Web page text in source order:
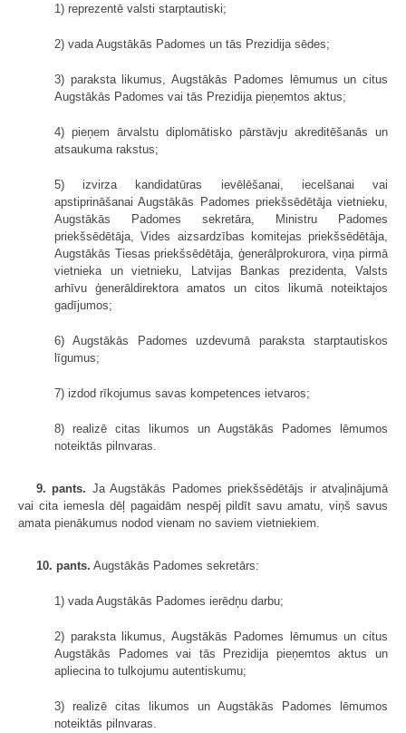
1) reprezentē valsti starptautiski;
2) vada Augstākās Padomes un tās Prezidija sēdes;
3) paraksta likumus, Augstākās Padomes lēmumus un citus
Augstākās Padomes vai tās Prezidija pieņemtos aktus;
4) pieņem ārvalstu diplomātisko pārstāvju akreditēšanās un
atsaukuma rakstus;
5) izvirza kandidatūras ievēlēšanai, iecelšanai vai
apstiprināšanai Augstākās Padomes priekšsēdētāja vietnieku,
Augstākās Padomes sekretāra, Ministru Padomes
priekšsēdētāja, Vides aizsardzības komitejas priekšsēdētāja,
Augstākās Tiesas priekšsēdētāja, ģenerālprokurora, viņa pirmā
vietnieka un vietnieku, Latvijas Bankas prezidenta, Valsts
arhīvu ģenerāldirektora amatos un citos likumā noteiktajos
gadījumos;
6) Augstākās Padomes uzdevumā paraksta starptautiskos
līgumus;
7) izdod rīkojumus savas kompetences ietvaros;
8) realizē citas likumos un Augstākās Padomes lēmumos
noteiktās pilnvaras.
9. pants. Ja Augstākās Padomes priekšsēdētājs ir atvaļinājumā
vai cita iemesla dēļ pagaidām nespēj pildīt savu amatu, viņš savus
amata pienākumus nodod vienam no saviem vietniekiem.
10. pants. Augstākās Padomes sekretārs:
1) vada Augstākās Padomes ierēdņu darbu;
2) paraksta likumus, Augstākās Padomes lēmumus un citus
Augstākās Padomes vai tās Prezidija pieņemtos aktus un
apliecina to tulkojumu autentiskumu;
3) realizē citas likumos un Augstākās Padomes lēmumos
noteiktās pilnvaras.